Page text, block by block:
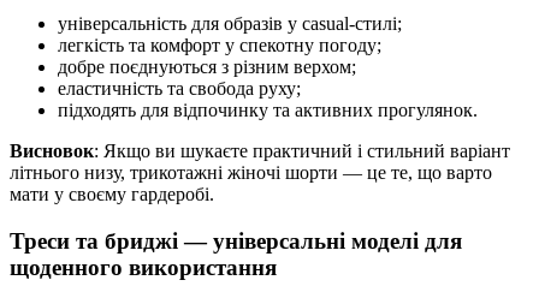
універсальність для образів у casual-стилі;
легкість та комфорт у спекотну погоду;
добре поєднуються з різним верхом;
еластичність та свобода руху;
підходять для відпочинку та активних прогулянок.
Висновок: Якщо ви шукаєте практичний і стильний варіант
літнього низу, трикотажні жіночі шорти — це те, що варто
мати у своєму гардеробі.
Треси та бриджі — універсальні моделі для
щоденного використання